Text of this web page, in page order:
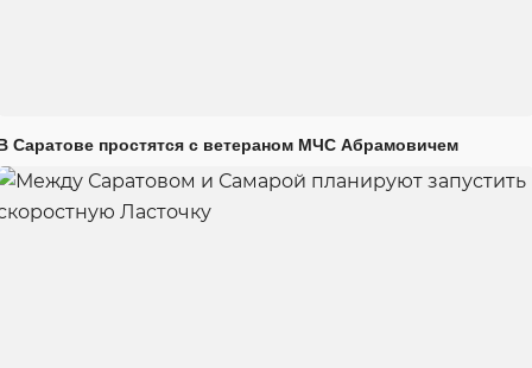
Саратове простятся с ветераном МЧС Абрамовичем